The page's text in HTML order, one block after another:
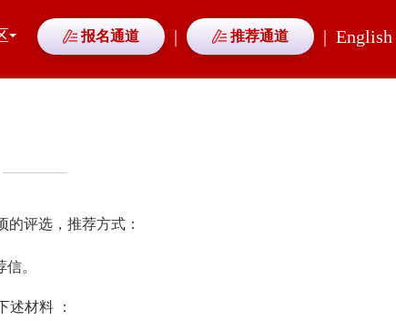
报名通道 | 推荐通道 | English
的评选，推荐方式：
。
述材料 ：